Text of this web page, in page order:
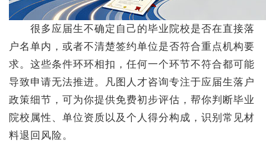
很多应届生不确定自己的毕业院校是否在直接落
户名单内，或者不清楚签约单位是否符合重点机构要
求。这些条件环环相扣，任何一个环节不符合都可能
导致申请无法推进。凡图人才咨询专注于应届生落户
政策细节，可为你提供免费初步评估，帮你判断毕业
院校属性、单位资质以及个人得分构成，识别常见材
料退回风险。